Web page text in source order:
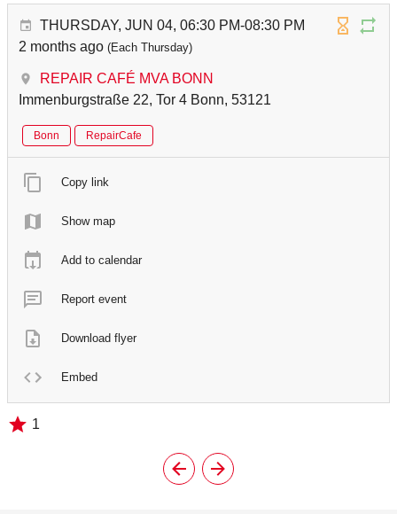
THURSDAY, JUN 04, 06:30 PM-08:30 PM
2 months ago (Each Thursday)
REPAIR CAFÉ MVA BONN
Immenburgstraße 22, Tor 4 Bonn, 53121
Bonn RepairCafe
Copy link
Show map
Add to calendar
Report event
Download flyer
Embed
1